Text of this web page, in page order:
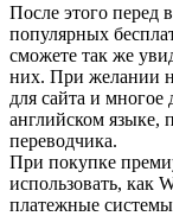
После этого перед
популярных
сможете так же
них. При желании
для сайта и
английском языке,
переводчика.
При покупке
использовать, как
платежные